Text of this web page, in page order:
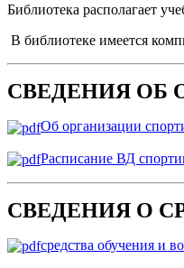
Библиотека располагает
В библиотеке имеется
СВЕДЕНИЯ ОБ
Об организации
Расписание ВД
СВЕДЕНИЯ О
средства обучения и